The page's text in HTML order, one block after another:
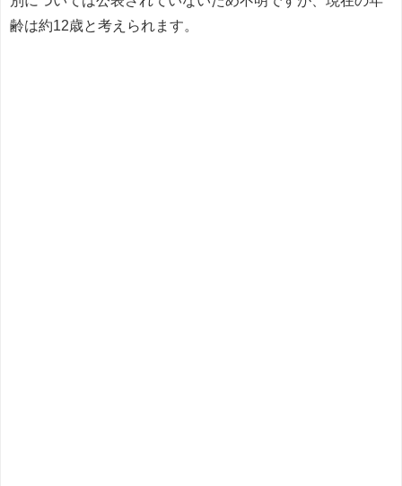
齢は約12歳と考えられます。